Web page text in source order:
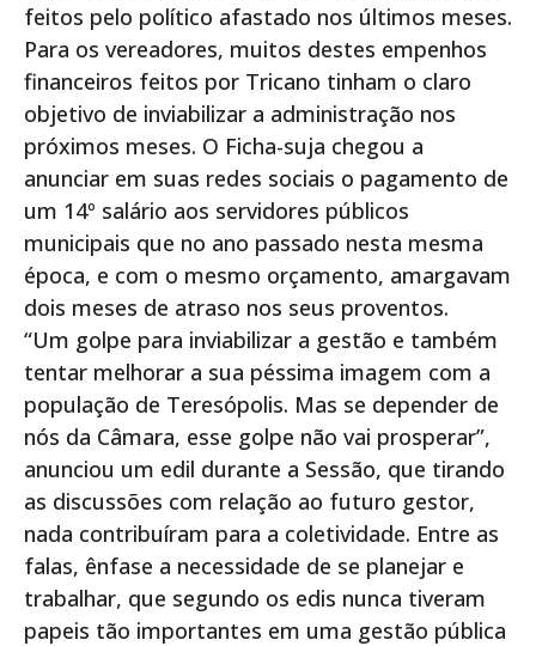
feitos pelo político afastado nos últimos meses.
Para os vereadores, muitos destes empenhos
financeiros feitos por Tricano tinham o claro
objetivo de inviabilizar a administração nos
próximos meses. O Ficha-suja chegou a
anunciar em suas redes sociais o pagamento de
um 14º salário aos servidores públicos
municipais que no ano passado nesta mesma
época, e com o mesmo orçamento, amargavam
dois meses de atraso nos seus proventos.
“Um golpe para inviabilizar a gestão e também
tentar melhorar a sua péssima imagem com a
população de Teresópolis. Mas se depender de
nós da Câmara, esse golpe não vai prosperar”,
anunciou um edil durante a Sessão, que tirando
as discussões com relação ao futuro gestor,
nada contribuíram para a coletividade. Entre as
falas, ênfase a necessidade de se planejar e
trabalhar, que segundo os edis nunca tiveram
papeis tão importantes em uma gestão pública